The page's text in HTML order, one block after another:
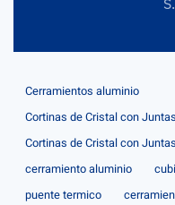
Cerramientos aluminio
Cortinas de Cristal con
Cortinas de Cristal con
cerramiento aluminio
puente termico